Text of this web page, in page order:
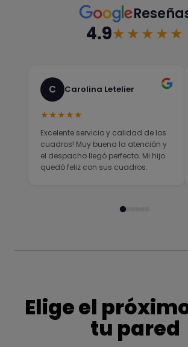
4.9★★★★★
C Carolina Letelier
★★★★★
Excelente servicio y calidad de los
cuadros! Muy buena la atención y
el despacho llegó perfecto. Mi hijo
quedó feliz con sus cuadros.
Elige el
tu pared